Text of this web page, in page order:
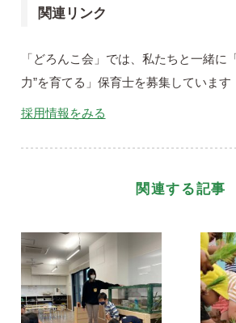
関連リンク
「どろんこ会」では、私たちと一緒に
力”を育てる」保育士を募集しています
採用情報をみる
関連する記事